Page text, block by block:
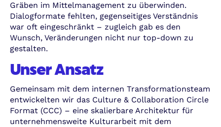
Gräben im Mittelmanagement zu überwinden.
Dialogformate fehlten, gegenseitiges Verständnis
war oft eingeschränkt – zugleich gab es den
Wunsch, Veränderungen nicht nur top-down zu
gestalten.
Unser Ansatz
Gemeinsam mit dem internen Transformationsteam
entwickelten wir das Culture & Collaboration Circle
Format (CCC) – eine skalierbare Architektur für
unternehmensweite Kulturarbeit mit dem